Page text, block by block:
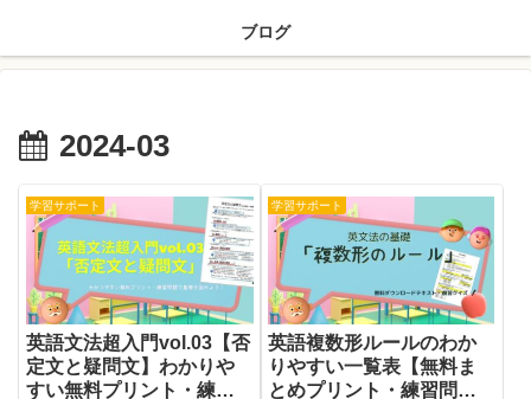
ブログ
2024-03
学習サポート
英語文法超入門vol.03【否
定文と疑問文】わかりや
すい無料プリント・練習
学習サポート
英語複数形ルールのわか
りやすい一覧表【無料ま
とめプリント・練習問